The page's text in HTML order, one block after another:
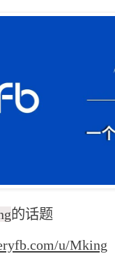
的话题
u/Mking